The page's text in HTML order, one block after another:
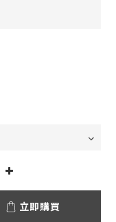
立即購買